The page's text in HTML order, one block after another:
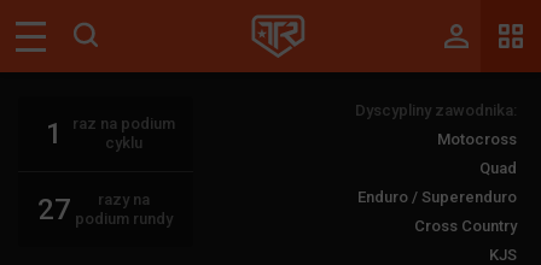
Tablica
Blogi
Dyscypliny zawodnika:
Motocross
Quad
Enduro / Superenduro
Cross Country
KJS
1
raz na podium
cyklu
27
razy na
podium rundy